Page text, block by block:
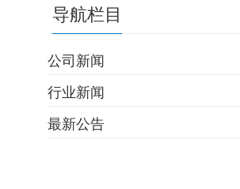
公司新闻
行业新闻
最新公告
导航栏目